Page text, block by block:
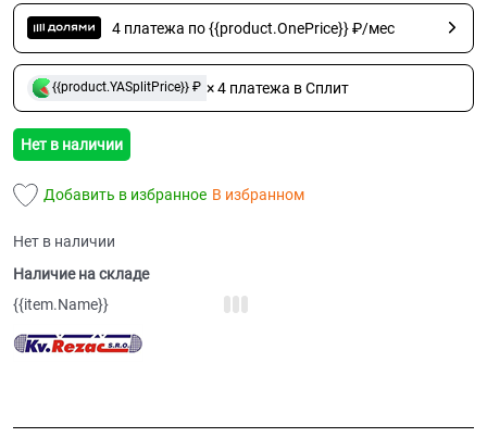
4 платежа по {{product.OnePrice}} ₽/мес
{{product.YASplitPrice}} ₽ × 4 платежа в Сплит
Нет в наличии
Добавить в избранное В избранном
Нет в наличии
Наличие на складе
{{item.Name}}